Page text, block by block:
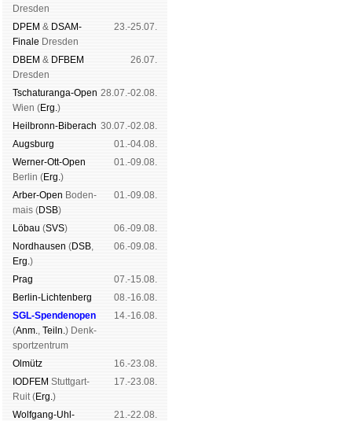
Dres­den
DPEM & DSAM-
Finale Dres­den
23.-25.07.
DBEM & DFBEM
Dres­den
26.07.
Tschaturanga-Open
Wien (Erg.)
28.07.-02.08.
Heil­bronn-Bi­ber­ach 30.07.-02.08.
Augs­burg
01.-04.08.
Werner-Ott-Open
Ber­lin (Erg.)
01.-09.08.
Arber-Open Boden­
mais (DSB)
01.-09.08.
Lö­bau (SVS)
06.-09.08.
Nord­hau­sen (DSB,
Erg.)
06.-09.08.
Prag
07.-15.08.
Berlin-Lich­ten­berg
08.-16.08.
SGL-Spenden­open
(Anm., Teiln.) Denk­
sport­zen­trum
14.-16.08.
Ol­mütz
16.-23.08.
IODFEM Stutt­gart-
Ruit (Erg.)
17.-23.08.
Wolf­gang-Uhl­ 21.-22.08.